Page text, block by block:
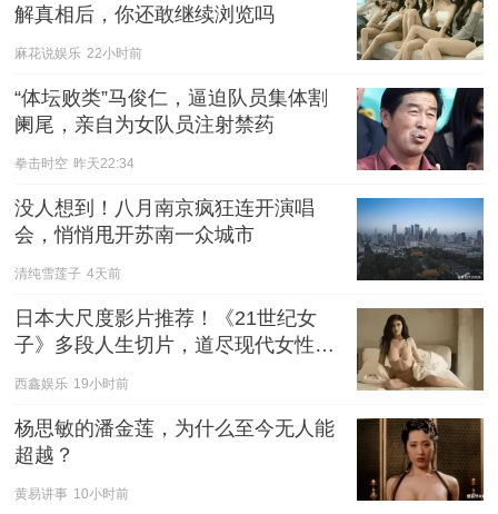
解真相后，你还敢继续浏览吗
麻花说娱乐 22小时前
“体坛败类”马俊仁，逼迫队员集体割
阑尾，亲自为女队员注射禁药
拳击时空 昨天22:34
没人想到！八月南京疯狂连开演唱
会，悄悄甩开苏南一众城市
清纯雪莲子 4天前
日本大尺度影片推荐！《21世纪女
子》多段人生切片，道尽现代女性的
西鑫娱乐 19小时前
杨思敏的潘金莲，为什么至今无人能
超越？
黄易讲事 10小时前